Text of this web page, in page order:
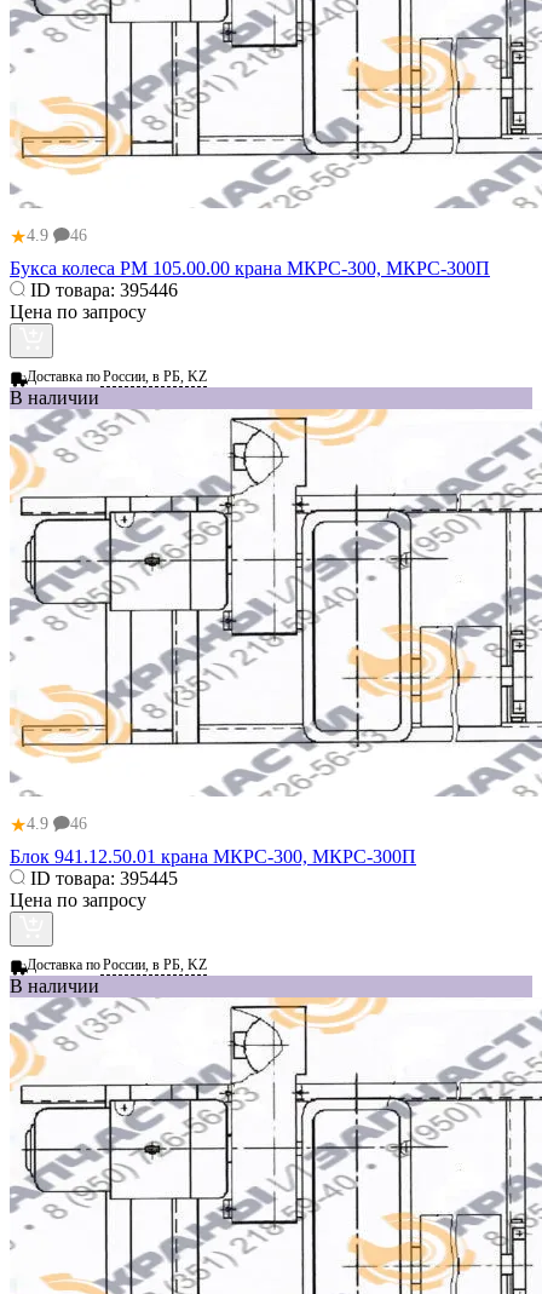
★4.9 46
Букса колеса РМ 105.00.00 крана МКРС-300, МКРС-300П
ID товара: 395446
Цена по запросу
Доставка поРоссии, в РБ, KZ
В наличии
★4.9 46
Блок 941.12.50.01 крана МКРС-300, МКРС-300П
ID товара: 395445
Цена по запросу
Доставка поРоссии, в РБ, KZ
В наличии